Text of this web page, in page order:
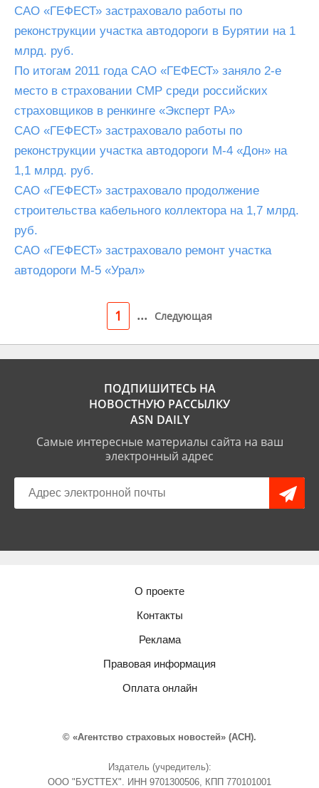
САО «ГЕФЕСТ» застраховало работы по
реконструкции участка автодороги в Бурятии на 1
млрд. руб.
По итогам 2011 года САО «ГЕФЕСТ» заняло 2-е
место в страховании СМР среди российских
страховщиков в ренкинге «Эксперт РА»
САО «ГЕФЕСТ» застраховало работы по
реконструкции участка автодороги М-4 «Дон» на
1,1 млрд. руб.
САО «ГЕФЕСТ» застраховало продолжение
строительства кабельного коллектора на 1,7 млрд.
руб.
САО «ГЕФЕСТ» застраховало ремонт участка
автодороги М-5 «Урал»
1 ... Следующая
ПОДПИШИТЕСЬ НА
НОВОСТНУЮ РАССЫЛКУ
ASN DAILY
Самые интересные материалы сайта на ваш
электронный адрес
О проекте
Контакты
Реклама
Правовая информация
Оплата онлайн
© «Агентство страховых новостей» (АСН).
Издатель (учредитель):
ООО "БУСТТЕХ". ИНН 9701300506, КПП 770101001